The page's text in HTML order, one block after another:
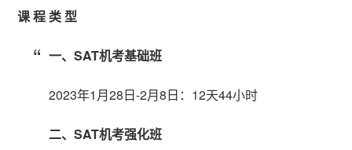
课 程 类 型
一、SAT机考基础班
2023年1月28日-2月8日：12天44小时
二、SAT机考强化班